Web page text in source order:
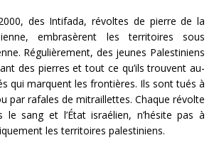
des Intifada, révoltes de pierre de la
embrasèrent les territoires sous
Régulièrement, des jeunes Palestiniens
des pierres et tout ce qu’ils trouvent au-
qui marquent les frontières. Ils sont tués à
par rafales de mitraillettes. Chaque révolte
le sang et l’État israélien, n’hésite pas à
les territoires palestiniens.